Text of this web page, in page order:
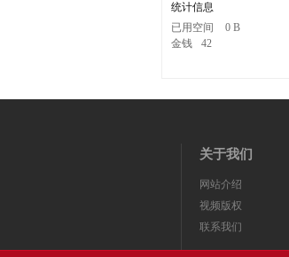
统计信息
已用空间
0 B
金钱
42
关于我们
网站介绍
视频版权
联系我们